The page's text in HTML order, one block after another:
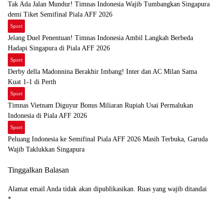
Tak Ada Jalan Mundur! Timnas Indonesia Wajib Tumbangkan Singapura
demi Tiket Semifinal Piala AFF 2026
Sport
Jelang Duel Penentuan! Timnas Indonesia Ambil Langkah Berbeda
Hadapi Singapura di Piala AFF 2026
Sport
Derby della Madonnina Berakhir Imbang! Inter dan AC Milan Sama
Kuat 1-1 di Perth
Sport
Timnas Vietnam Diguyur Bonus Miliaran Rupiah Usai Permalukan
Indonesia di Piala AFF 2026
Sport
Peluang Indonesia ke Semifinal Piala AFF 2026 Masih Terbuka, Garuda
Wajib Taklukkan Singapura
Tinggalkan Balasan
Alamat email Anda tidak akan dipublikasikan. Ruas yang wajib ditandai